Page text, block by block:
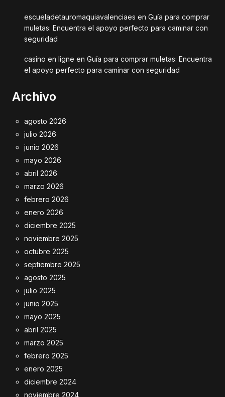
escueladetauromaquiavalenciaes en Guía para comprar
muletas: Encuentra el apoyo perfecto para caminar con
seguridad
casino en ligne en Guía para comprar muletas: Encuentra
el apoyo perfecto para caminar con seguridad
Archivo
agosto 2026
julio 2026
junio 2026
mayo 2026
abril 2026
marzo 2026
febrero 2026
enero 2026
diciembre 2025
noviembre 2025
octubre 2025
septiembre 2025
agosto 2025
julio 2025
junio 2025
mayo 2025
abril 2025
marzo 2025
febrero 2025
enero 2025
diciembre 2024
noviembre 2024